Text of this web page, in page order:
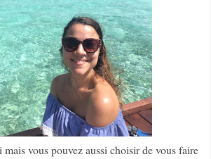
vous pouvez aussi choisir de vous faire